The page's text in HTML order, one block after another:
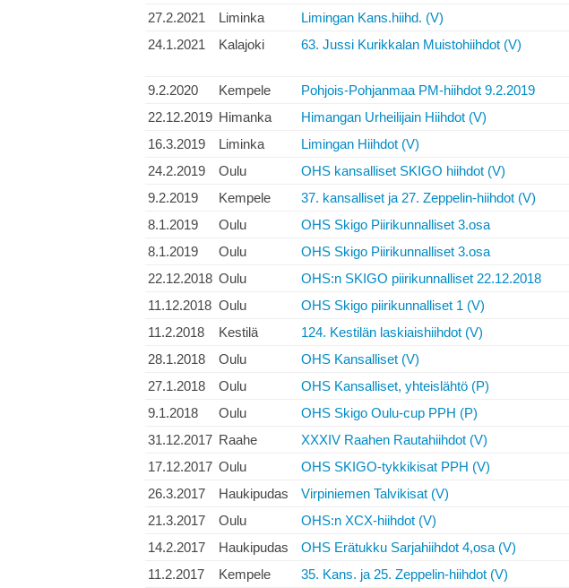
27.2.2021
Liminka Limingan Kans.hiihd. (V)
24.1.2021
Kalajoki 63. Jussi Kurikkalan Muistohiihdot (V)
9.2.2020 Kempele Pohjois-Pohjanmaa PM-hiihdot 9.2.2019
22.12.2019 Himanka Himangan Urheilijain Hiihdot (V)
16.3.2019
Liminka Limingan Hiihdot (V)
24.2.2019
Oulu OHS kansalliset SKIGO hiihdot (V)
9.2.2019
Kempele 37. kansalliset ja 27. Zeppelin-hiihdot (V)
8.1.2019
Oulu OHS Skigo Piirikunnalliset 3.osa
8.1.2019
Oulu OHS Skigo Piirikunnalliset 3.osa
22.12.2018 Oulu OHS:n SKIGO piirikunnalliset 22.12.2018
11.12.2018 Oulu OHS Skigo piirikunnalliset 1 (V)
11.2.2018
Kestilä 124. Kestilän laskiaishiihdot (V)
28.1.2018
Oulu OHS Kansalliset (V)
27.1.2018
Oulu OHS Kansalliset, yhteislähtö (P)
9.1.2018
Oulu OHS Skigo Oulu-cup PPH (P)
31.12.2017 Raahe XXXIV Raahen Rautahiihdot (V)
17.12.2017 Oulu OHS SKIGO-tykkikisat PPH (V)
26.3.2017
Haukipudas Virpiniemen Talvikisat (V)
21.3.2017
Oulu OHS:n XCX-hiihdot (V)
14.2.2017
Haukipudas OHS Erätukku Sarjahiihdot 4,osa (V)
11.2.2017
Kempele 35. Kans. ja 25. Zeppelin-hiihdot (V)